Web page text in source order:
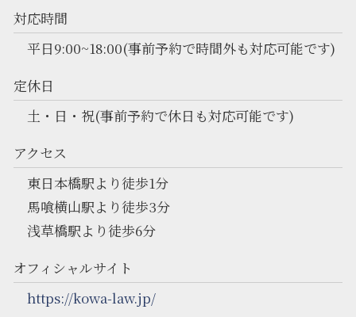
対応時間
平日9:00~18:00(事前予約で時間外も対応可能です)
定休日
土・日・祝(事前予約で休日も対応可能です)
アクセス
東日本橋駅より徒歩1分
馬喰横山駅より徒歩3分
浅草橋駅より徒歩6分
オフィシャルサイト
https://kowa-law.jp/